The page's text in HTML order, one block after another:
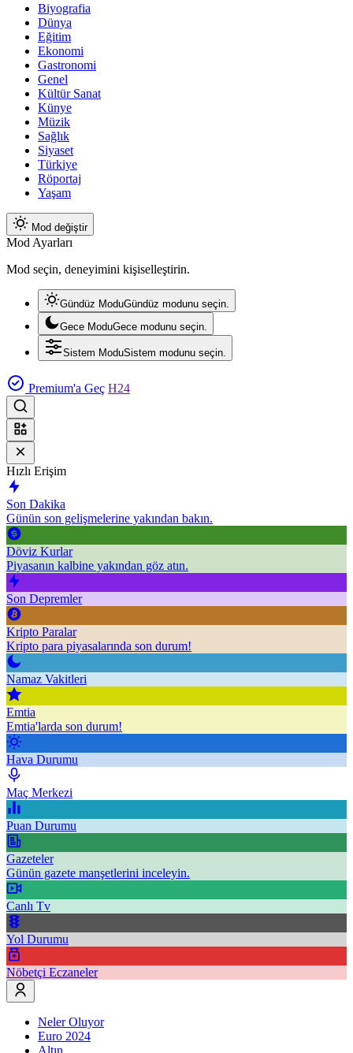
Biyografia
Dünya
Eğitim
Ekonomi
Gastronomi
Genel
Kültür Sanat
Künye
Müzik
Sağlık
Siyaset
Türkiye
Röportaj
Yaşam
Mod değiştir
Mod Ayarları
Mod seçin, deneyimini kişiselleştirin.
Gündüz ModuGündüz modunu seçin.
Gece ModuGece modunu seçin.
Sistem ModuSistem modunu seçin.
Premium'a Geç H24
Hızlı Erişim
Son Dakika
Günün son gelişmelerine yakından bakın.
Döviz Kurlar
Piyasanın kalbine yakından göz atın.
Son Depremler
Kripto Paralar
Kripto para piyasalarında son durum!
Namaz Vakitleri
Emtia
Emtia'larda son durum!
Hava Durumu
Maç Merkezi
Puan Durumu
Gazeteler
Günün gazete manşetlerini inceleyin.
Canlı Tv
Yol Durumu
Nöbetçi Eczaneler
Neler Oluyor
Euro 2024
Altın